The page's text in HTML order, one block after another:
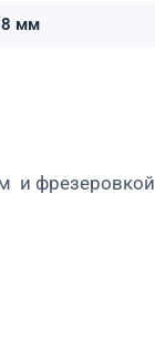
мм
и фрезеровкой